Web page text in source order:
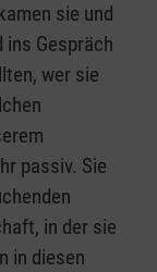
sie und
ins Gespräch
wer sie
passiv. Sie
in der sie
in diesen